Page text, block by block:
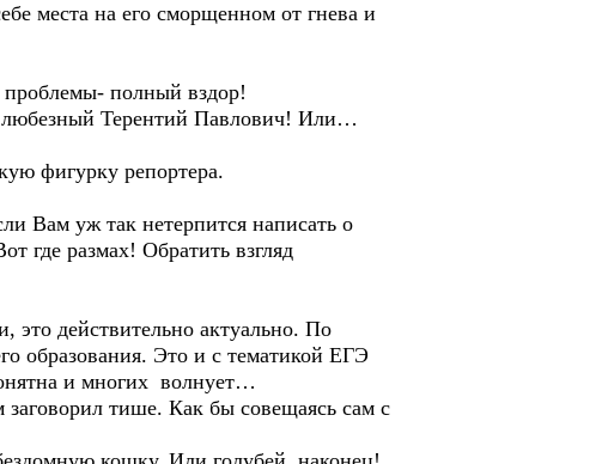
места на его сморщенном от гнева и
полный вздор!
любезный Терентий Павлович! Или…
фигурку репортера.
Вам уж так нетерпится написать о
где размах! Обратить взгляд
действительно актуально. По
образования. Это и с тематикой ЕГЭ
и многих волнует…
тише. Как бы совещаясь сам с